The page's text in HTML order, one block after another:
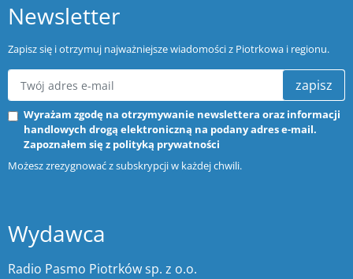
Newsletter
Zapisz się i otrzymuj najważniejsze wiadomości z Piotrkowa i regionu.
zapisz
Wyrażam zgodę na otrzymywanie newslettera oraz informacji
handlowych drogą elektroniczną na podany adres e-mail.
Zapoznałem się z polityką prywatności
Możesz zrezygnować z subskrypcji w każdej chwili.
Wydawca
Radio Pasmo Piotrków sp. z o.o.